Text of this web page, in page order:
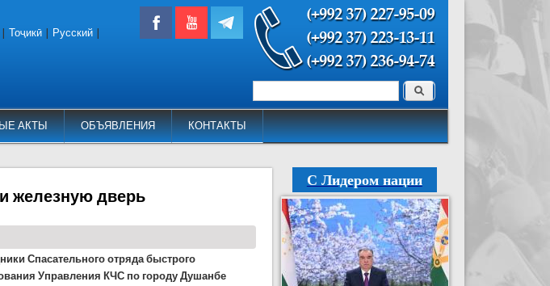
АКТЫ ОБЪЯВЛЕНИЯ КОНТАКТЫ
Форма поиска Поиск
Тоҷикӣ Русский
железную дверь
Спасательного отряда быстрого
Управления КЧС по городу Душанбе
С Лидером нации